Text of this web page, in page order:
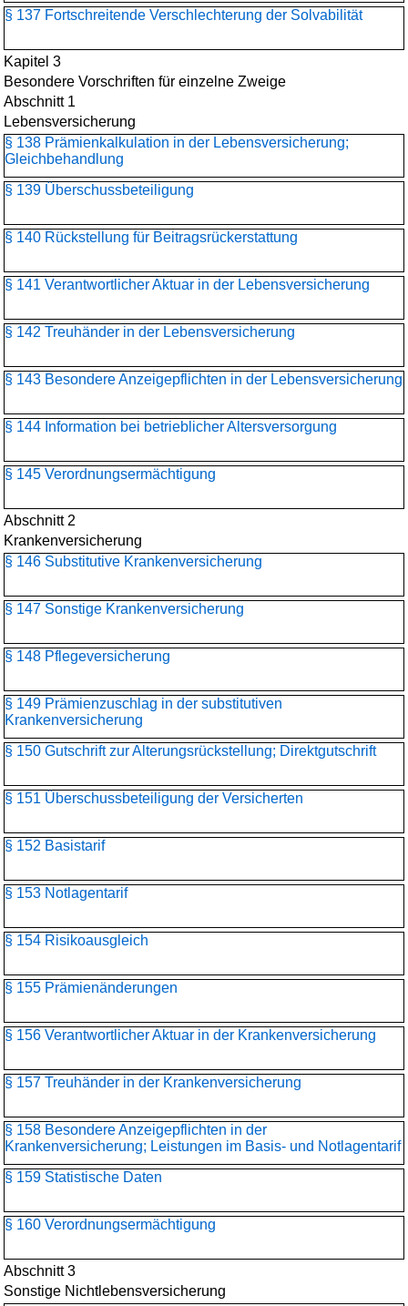
§ 137 Fortschreitende Verschlechterung der Solvabilität
Kapitel 3
Besondere Vorschriften für einzelne Zweige
Abschnitt 1
Lebensversicherung
§ 138 Prämienkalkulation in der Lebensversicherung;
Gleichbehandlung
§ 139 Überschussbeteiligung
§ 140 Rückstellung für Beitragsrückerstattung
§ 141 Verantwortlicher Aktuar in der Lebensversicherung
§ 142 Treuhänder in der Lebensversicherung
§ 143 Besondere Anzeigepflichten in der Lebensversicherung
§ 144 Information bei betrieblicher Altersversorgung
§ 145 Verordnungsermächtigung
Abschnitt 2
Krankenversicherung
§ 146 Substitutive Krankenversicherung
§ 147 Sonstige Krankenversicherung
§ 148 Pflegeversicherung
§ 149 Prämienzuschlag in der substitutiven
Krankenversicherung
§ 150 Gutschrift zur Alterungsrückstellung; Direktgutschrift
§ 151 Überschussbeteiligung der Versicherten
§ 152 Basistarif
§ 153 Notlagentarif
§ 154 Risikoausgleich
§ 155 Prämienänderungen
§ 156 Verantwortlicher Aktuar in der Krankenversicherung
§ 157 Treuhänder in der Krankenversicherung
§ 158 Besondere Anzeigepflichten in der
Krankenversicherung; Leistungen im Basis- und Notlagentarif
§ 159 Statistische Daten
§ 160 Verordnungsermächtigung
Abschnitt 3
Sonstige Nichtlebensversicherung